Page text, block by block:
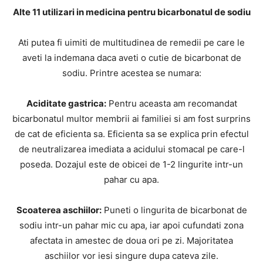
Alte 11 utilizari in medicina pentru bicarbonatul de sodiu
Ati putea fi uimiti de multitudinea de remedii pe care le
aveti la indemana daca aveti o cutie de bicarbonat de
sodiu. Printre acestea se numara:
Aciditate gastrica:Pentru aceasta am recomandat
bicarbonatul multor membrii ai familiei si am fost surprins
de cat de eficienta sa. Eficienta sa se explica prin efectul
de neutralizarea imediata a acidului stomacal pe care-l
poseda. Dozajul este de obicei de 1-2 lingurite intr-un
pahar cu apa.
Scoaterea aschiilor:Puneti o lingurita de bicarbonat de
sodiu intr-un pahar mic cu apa, iar apoi cufundati zona
afectata in amestec de doua ori pe zi. Majoritatea
aschiilor vor iesi singure dupa cateva zile.